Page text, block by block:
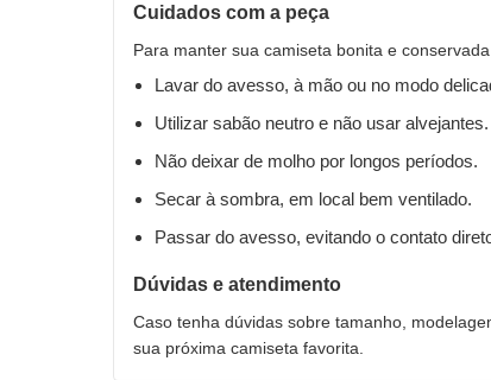
Cuidados com a peça
Para manter sua camiseta bonita e
Lavar do avesso, à mão ou no modo
Utilizar sabão neutro e não usar alvejantes.
Não deixar de molho por longos períodos.
Secar à sombra, em local bem ventilado.
Passar do avesso, evitando o contato
Dúvidas e atendimento
Caso tenha dúvidas sobre tamanho,
sua próxima camiseta favorita.